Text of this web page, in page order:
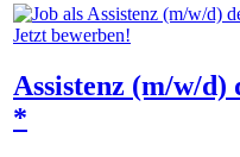
Assistenz (m/w/d)
*